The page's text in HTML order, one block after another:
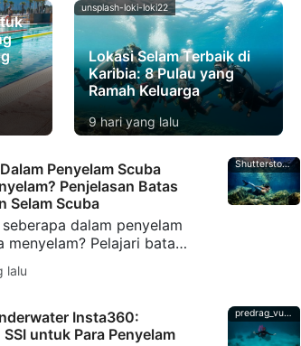
unsplash-loki-loki22
Lokasi Selam Terbaik di
Karibia: 8 Pulau yang
Ramah Keluarga
9 hari yang lalu
Penyelam Scuba
Penjelasan Batas
Selam Scuba
dalam penyelam
menyelam? Pelajari batas
rekreasi, batas
dimulai.
lalu
Shutterstock-Andrea_Izzotti
Insta360:
untuk Para Penyelam
predrag_vuckovic